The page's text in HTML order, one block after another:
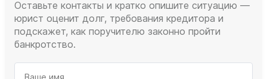
Оставьте контакты и кратко опишите ситуацию —
юрист оценит долг, требования кредитора и
подскажет, как поручителю законно пройти
банкротство.